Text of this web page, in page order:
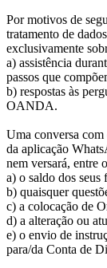
Por motivos de
tratamento de
exclusivamente
a) assistência
passos que
b) respostas às
OANDA.
Uma conversa com
da aplicação
nem versará, entre
a) o saldo dos
b) quaisquer
c) a colocação de
d) a alteração ou
e) o envio de
para/da Conta de